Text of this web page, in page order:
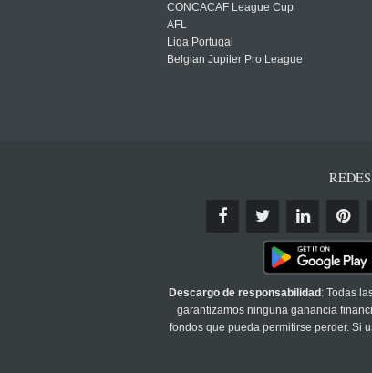
CONCACAF League Cup
AFL
Liga Portugal
Belgian Jupiler Pro League
Descargo de responsabilidad : Todas
garantizamos ninguna ganancia
fondos que pueda permitirse perder. Si